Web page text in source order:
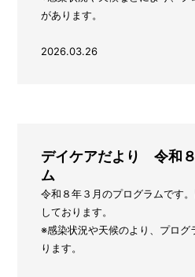
があります。
2026.03.26
デイケアだより 令和
ム
令和８年３月のプログラムです
しております。
※感染状況や天候のより、プログ
ります。